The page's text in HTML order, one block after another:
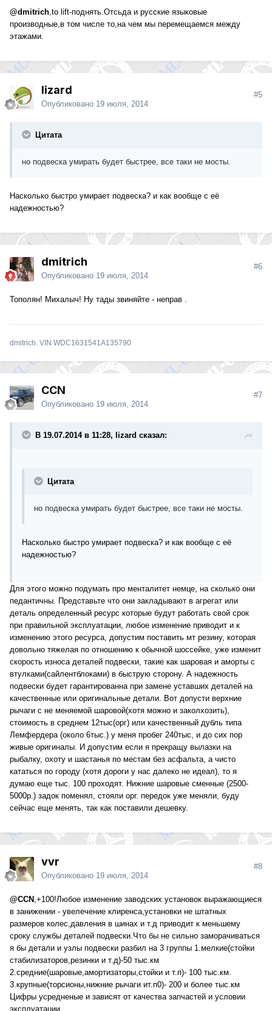
@dmitrich,to lift-поднять.Отсьда и русские языковые
производные,в том числе то,на чем мы перемещаемся между
этажами.
lizard
Опубликовано 19 июля, 2014
#5
Цитата
но подвеска умирать будет быстрее, все таки не мосты.
Насколько быстро умирает подвеска? и как вообще с её
надежностью?
dmitrich
Опубликовано 19 июля, 2014
#6
Тополян! Михалыч! Ну тады звиняйте - неправ .
dmitrich. VIN WDC1631541A135790
CCN
Опубликовано 19 июля, 2014
#7
В 19.07.2014 в 11:28, lizard сказал:
Цитата
но подвеска умирать будет быстрее, все таки не мосты.
Насколько быстро умирает подвеска? и как вообще с её
надежностью?
Для этого можно подумать про менталитет немце, на сколько они
педантичны. Представьте что они закладывают в агрегат или
деталь определенный ресурс которые будут работать свой срок
при правильной эксплуатации, любое изменение приводит и к
изменению этого ресурса, допустим поставить мт резину, которая
довольно тяжелая по отношению к обычной шоссейке, уже изменит
скорость износа деталей подвески, такие как шаровая и аморты с
втулками(сайлентблоками) в быструю сторону. А надежность
подвески будет гарантированна при замене уставших деталей на
качественные или оригинальные детали. Вот допусти верхние
рычаги с не меняемой шаровой(хотя можно и заколхозить),
стоимость в среднем 12тыс(орг) или качественный дубль типа
Лемфердера (около 6тыс.) у меня пробег 240тыс, и до сих пор
живые оригиналы. И допустим если я прекращу вылазки на
рыбалку, охоту и шастанья по местам без асфальта, а чисто
кататься по городу (хотя дороги у нас далеко не идеал), то я
думаю еще тыс. 100 проходят. Нижние шаровые сменные (2500-
5000р.) задок поменял, стояли орг. передок уже меняли, буду
сейчас еще менять, так как поставили дешевку.
vvr
Опубликовано 19 июля, 2014
#8
@CCN ,+100!Любое изменение заводских установок выражающиеся
в занижении - увелечение клиренса,установки не штатных
размеров колес,давления в шинах и т.д приводит к меньшему
сроку службы деталей подвески.Что бы не сильно заморачиваться
я бы детали и узлы подвески разбил на 3 группы 1.мелкие(стойки
стабилизаторов,резинки и т.д)-50 тыс.км
2.средние(шаровые,амортизаторы,стойки и т.п)- 100 тыс.км.
3.крупные(торсионы,нижние рычаги ит.п0)- 200 и более тыс.км
Цифры усредненые и зависят от качества запчастей и условии
эксплуатации.